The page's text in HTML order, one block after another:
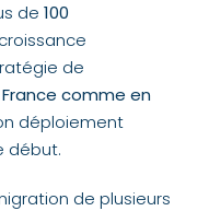
de 100
de
comme en
déploiement
début.
de plusieurs